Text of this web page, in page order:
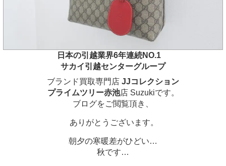
日本の引越業界6年連続NO.1
サカイ引越センターグループ
ブランド買取専門店 JJコレクション
プライムツリー赤池店 Suzukiです。
ブログをご閲覧頂き、
ありがとうございます。
朝夕の寒暖差がひどい…
秋です…